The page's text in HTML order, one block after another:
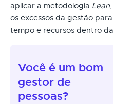
aplicar a metodologia Lean
os excessos da gestão
tempo e recursos dentro
Você é um bom
gestor de
pessoas?